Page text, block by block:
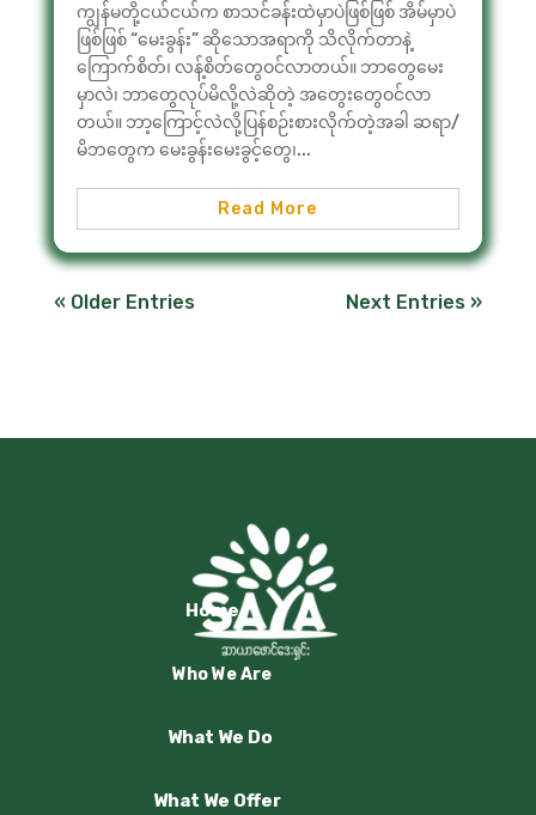
ကျွန်မတို့ငယ်ငယ်က စာသင်ခန်းထဲမှာပဲဖြစ်ဖြစ် အိမ်မှာပဲ
ဖြစ်ဖြစ် “မေးခွန်း” ဆိုသောအရာကို သိလိုက်တာနဲ့
ကြောက်စိတ်၊ လန့်စိတ်တွေဝင်လာတယ်။ ဘာတွေမေး
မှာလဲ၊ ဘာတွေလုပ်မိလို့လဲဆိုတဲ့ အတွေးတွေဝင်လာ
တယ်။ ဘာ့ကြောင့်လဲလို့ပြန်စဉ်းစားလိုက်တဲ့အခါ ဆရာ/
မိဘတွေက မေးခွန်းမေးခွင့်တွေ၊...
Read More
« Older Entries Next Entries »
Home
Who We Are
What We Do
What We Offer